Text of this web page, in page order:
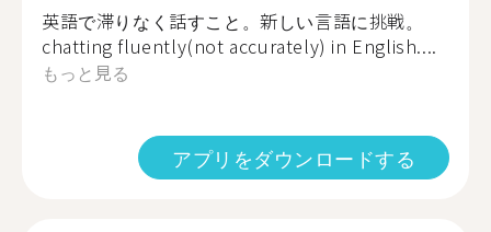
英語で滞りなく話すこと。新しい言語に挑戦。
chatting fluently(not accurately) in English....
もっと見る
アプリをダウンロードする